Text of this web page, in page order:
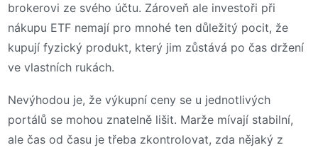
brokerovi ze svého účtu. Zároveň ale investoři při
nákupu ETF nemají pro mnohé ten důležitý pocit, že
kupují fyzický produkt, který jim zůstává po čas držení
ve vlastních rukách.
Nevýhodou je, že výkupní ceny se u jednotlivých
portálů se mohou znatelně lišit. Marže mívají stabilní,
ale čas od času je třeba zkontrolovat, zda nějaký z